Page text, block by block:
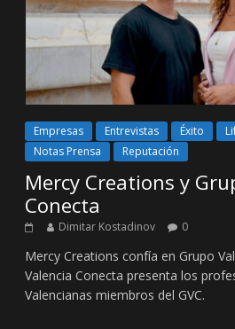
Empresas Entrevistas Éxito
Notas Prensa
Reputación
Mercy Creations y
Conecta
Dimitar Kostadinov 0
Mercy Creations confía en Grupo
Valencia Conecta presenta los
Valencianas miembros del GVC.